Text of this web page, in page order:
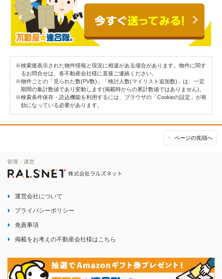
※検索後表示された物件情報と現況に相違がある場合があります。物件に関す
るお問合せは、各不動産会社様に直接ご連絡ください。
※物件ごとの「見られた数(PV数)」「検討人数(マイリスト追加数)」は、一定
期間の集計数値であり変動します(掲載時からの累計数値ではありません)。
※検索条件保存・読込機能を利用するには、ブラウザの「Cookieの設定」が有
効になっている必要があります。
ページの先頭へ
運営会社について
プライバシーポリシー
免責事項
掲載をお考えの不動産会社様はこちら